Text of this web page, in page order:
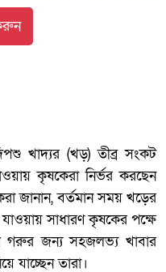
খাদ্যর (খড়) তীব্র সংকট
কৃষকেরা নির্ভর করছেন
জানান, বর্তমান সময় খড়ের
সাধারণ কৃষকের পক্ষে
গরুর জন্য সহজলভ্য খাবার
যাচ্ছেন তারা।